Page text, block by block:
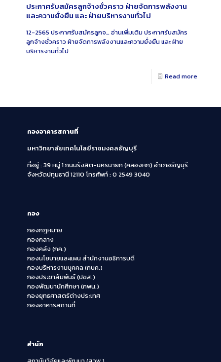
ประกาศรับสมัครลูกจ้างชั่วคราว ฝ่ายจัดการพลังงาน
และความยั่งยืน และ ฝ่ายบริหารงานทั่วไป
12-2565 ประกาศรับสมัครลูกจ…อ่านเพิ่มเติมประกาศรับสมัคร
ลูกจ้างชั่วคราว ฝ่ายจัดการพลังงานและความยั่งยืน และ ฝ่าย
บริหารงานทั่วไป
Read more
กองอาคารสถานที่
มหาวิทยาลัยเทคโนโลยีราชมงคลธัญบุรี
ที่อยู่ : 39 หมู่ 1 ถนนรังสิต-นครนายก (คลองหก)อำเภอธัญบุรี
จังหวัดปทุมธานี 12110 โทรศัพท์ : 0 2549 3040
กอง
กองกฎหมาย
กองกลาง
กองคลัง (กค.)
กองนโยบายและแผน สำนักงานอธิการบดี
กองบริหารงานบุคคล (กบค.)
กองประชาสัมพันธ์ (ปชส.)
กองพัฒนานักศึกษา (กพน.)
กองยุทธศาสตร์ต่างประเทศ
กองอาคารสถานที่
สำนัก